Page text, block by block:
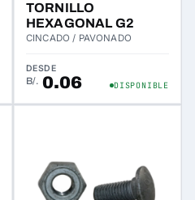
TORNILLO
HEXAGONAL G2
CINCADO / PAVONADO
DESDE
B/. 0.06 DISPONIBLE